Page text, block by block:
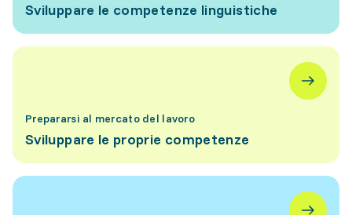
Sviluppare le competenze linguistiche
Prepararsi al mercato del lavoro
Sviluppare le proprie competenze